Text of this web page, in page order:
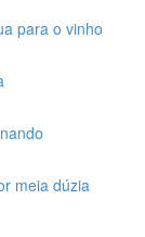
para o vinho
meia dúzia